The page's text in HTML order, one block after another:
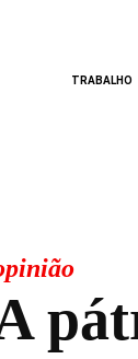
TRABALHO